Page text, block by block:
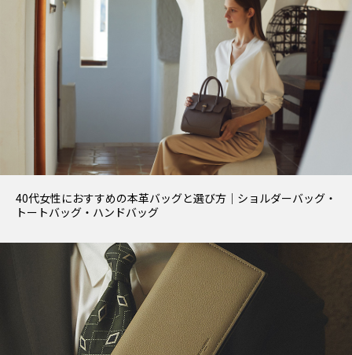
40代女性におすすめの本革バッグと選び方｜ショルダーバッグ・
トートバッグ・ハンドバッグ